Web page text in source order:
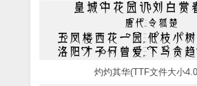
灼灼其华(TTF文件大小